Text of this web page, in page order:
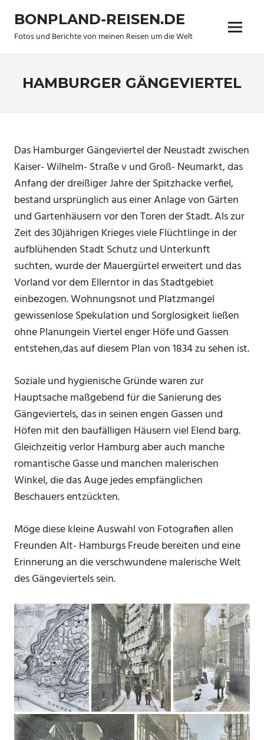
Inhalt
springen
BONPLAND-REISEN.DE
Fotos und Berichte von meinen Reisen um die Welt Menü
HAMBURGER GÄNGEVIERTEL
Das Hamburger Gängeviertel der Neustadt zwischen
Kaiser- Wilhelm- Straße v und Groß- Neumarkt, das
Anfang der dreißiger Jahre der Spitzhacke verfiel,
bestand ursprünglich aus einer Anlage von Gärten
und Gartenhäusern vor den Toren der Stadt. Als zur
Zeit des 30jährigen Krieges viele Flüchtlinge in der
aufblühenden Stadt Schutz und Unterkunft
suchten, wurde der Mauergürtel erweitert und das
Vorland vor dem Ellerntor in das Stadtgebiet
einbezogen. Wohnungsnot und Platzmangel
gewissenlose Spekulation und Sorglosigkeit ließen
ohne Planungein Viertel enger Höfe und Gassen
entstehen,das auf diesem Plan von 1834 zu sehen ist.
Soziale und hygienische Gründe waren zur
Hauptsache maßgebend für die Sanierung des
Gängeviertels, das in seinen engen Gassen und
Höfen mit den baufälligen Häusern viel Elend barg.
Gleichzeitig verlor Hamburg aber auch manche
romantische Gasse und manchen malerischen
Winkel, die das Auge jedes empfänglichen
Beschauers entzückten.
Möge diese kleine Auswahl von Fotografien allen
Freunden Alt- Hamburgs Freude bereiten und eine
Erinnerung an die verschwundene malerische Welt
des Gängeviertels sein.